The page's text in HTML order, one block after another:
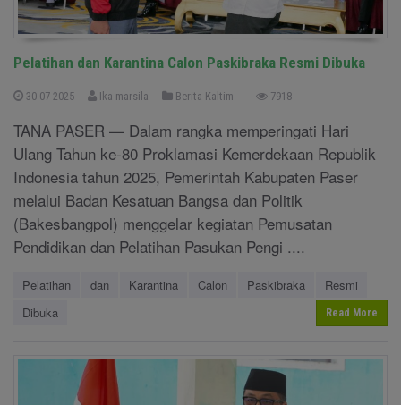
Pelatihan dan Karantina Calon Paskibraka Resmi Dibuka
30-07-2025 Ika marsila Berita Kaltim 7918
TANA PASER — Dalam rangka memperingati Hari
Ulang Tahun ke-80 Proklamasi Kemerdekaan Republik
Indonesia tahun 2025, Pemerintah Kabupaten Paser
melalui Badan Kesatuan Bangsa dan Politik
(Bakesbangpol) menggelar kegiatan Pemusatan
Pendidikan dan Pelatihan Pasukan Pengi ....
Pelatihan dan Karantina Calon Paskibraka
Resmi
Dibuka
Read More